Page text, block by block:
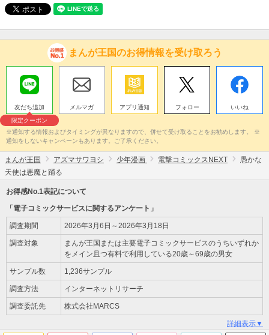
まんが王国のお得情報を受け取ろう
友だち追加
限定クーポン
メルマガ アプリ通知 フォロー いいね
※通知する情報およびタイミングが異なりますので、併せて受け取ることをお勧めします。 ※
通知をしないキャンペーンもあります。ご了承ください。
まんが王国 アズマサワヨシ 少年漫画 電撃コミックスNEXT
愚かな
天使は悪魔と踊る
お得感No.1表記について
「電子コミックサービスに関するアンケート」
調査期間 2026年3月6日～2026年3月18日
調査対象
まんが王国または主要電子コミックサービスのうちいずれか
をメイン且つ有料で利用している20歳～69歳の男女
サンプル数 1,236サンプル
調査方法 インターネットリサーチ
調査委託先 株式会社MARCS
詳細表示▼